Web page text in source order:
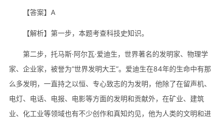
【答案】A
【解析】第一步，本题考查科技史知识。
第二步，托马斯·阿尔瓦·爱迪生，世界著名的发明家、物理学
家、企业家，被誉为“世界发明大王”。爱迪生在84年的生命中有那
么多发明，一直持之以恒、专心致志的为发明，他除了在留声机、
电灯、电话、电报、电影等方面的发明和贡献外，在矿业、建筑
业、化工业等领域也有不少创作和真知灼见，他为人类的文明和进